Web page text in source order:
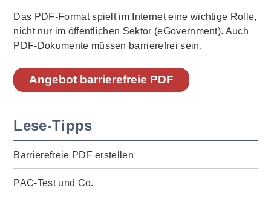
Das PDF-Format spielt im Internet eine wichtige Rolle,
nicht nur im öffentlichen Sektor (eGovernment). Auch
PDF-Dokumente müssen barrierefrei sein.
Angebot barrierefreie PDF
Lese-Tipps
Barrierefreie PDF erstellen
PAC-Test und Co.